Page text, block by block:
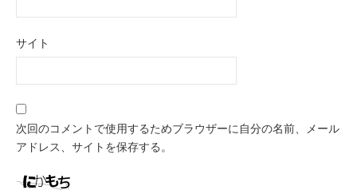
サイト
次回のコメントで使用するためブラウザーに自分の名前、メール
アドレス、サイトを保存する。